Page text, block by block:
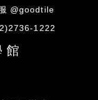
@goodtile
1222